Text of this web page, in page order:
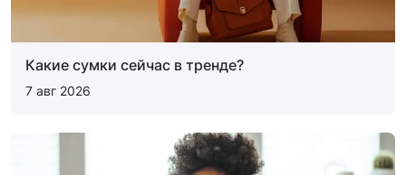
Какие сумки сейчас в тренде?
7 авг 2026